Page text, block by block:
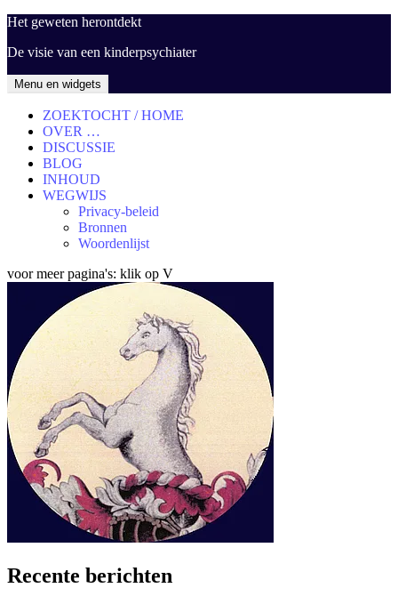
Ga
de
Het geweten herontdekt
De visie van een kinderpsychiater
Menu en widgets
ZOEKTOCHT / HOME
OVER …
DISCUSSIE
BLOG
INHOUD
WEGWIJS
Privacy-beleid
Bronnen
Woordenlijst
voor meer pagina's: klik op V
Recente berichten